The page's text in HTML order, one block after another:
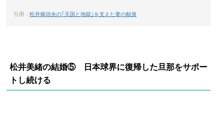
引用： 松井稼頭央の｢天国と地獄｣を支えた妻の献身
松井美緒の結婚⑤ 日本球界に復帰した旦那をサポー
トし続ける